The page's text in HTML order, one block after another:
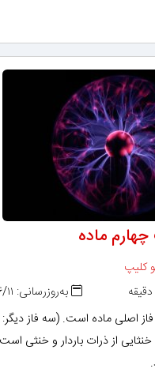
ماده
کلیپ
به‌روزرسانی: ۱۳۹۵/۰۶/۱۱
اصلی ماده است. (سه فاز دیگر:
خنثایی از ذرات باردار و خنثی